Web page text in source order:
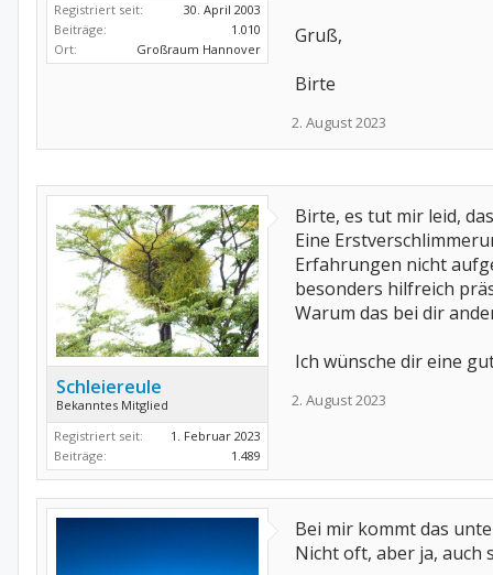
Registriert seit:
30. April 2003
Beiträge:
1.010
Ort:
Großraum Hannover
Gruß,
Birte
2. August 2023
Schleiereule
Bekanntes Mitglied
Registriert seit:
1. Februar 2023
Beiträge:
1.489
Birte, es tut mir leid,
Eine
Erfahrungen nicht
besonders hilfreich
Warum das bei dir
Ich wünsche dir eine
2. August 2023
Bei mir kommt das
Nicht oft, aber ja, auch